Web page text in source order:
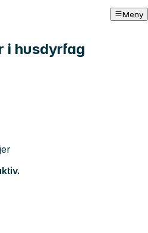
Meny
i husdyrfag